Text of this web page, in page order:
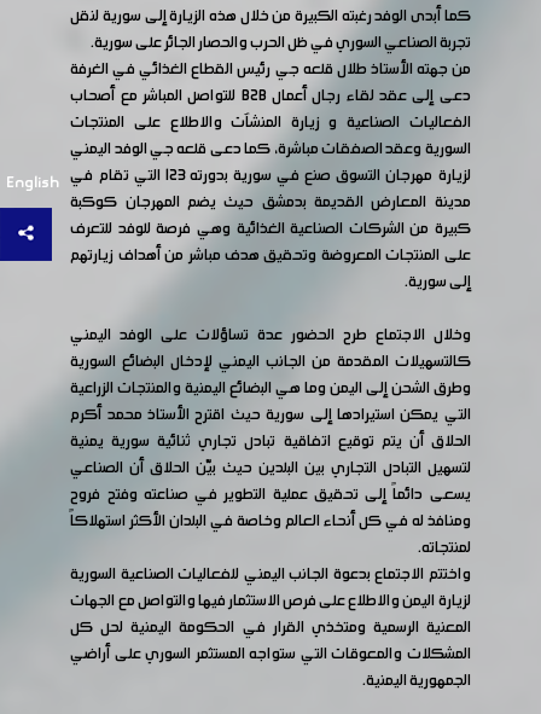
English
كما أبدى الوفد رغبته الكبيرة من خلال هذه الزيارة إلى سورية لنقل
تجربة الصناعي السوري في ظل الحرب والحصار الجائر على سورية.
من جهته الأستاذ طلال قلعه جي رئيس القطاع الغذائي في الغرفة
دعى إلى عقد لقاء رجال أعمال B2B للتواصل المباشر مع أصحاب
الفعاليات الصناعية و زيارة المنشآت والاطلاع على المنتجات
السورية وعقد الصفقات مباشرة، كما دعى قلعه جي الوفد اليمني
لزيارة مهرجان التسوق صنع في سورية بدورته 123 التي تقام في
مدينة المعارض القديمة بدمشق حيث يضم المهرجان كوكبة
كبيرة من الشركات الصناعية الغذائية وهي فرصة للوفد للتعرف
على المنتجات المعروضة وتحقيق هدف مباشر من أهداف زيارتهم
إلى سورية.
وخلال الاجتماع طرح الحضور عدة تساؤلات على الوفد اليمني
كالتسهيلات المقدمة من الجانب اليمني لإدخال البضائع السورية
وطرق الشحن إلى اليمن وما هي البضائع اليمنية والمنتجات الزراعية
التي يمكن استيرادها إلى سورية حيث اقترح الأستاذ محمد أكرم
الحلاق أن يتم توقيع اتفاقية تبادل تجاري ثنائية سورية يمنية
لتسهيل التبادل التجاري بين البلدين حيث بيّن الحلاق أن الصناعي
يسعى دائماً إلى تحقيق عملية التطوير في صناعته وفتح فروح
ومنافذ له في كل أنحاء العالم وخاصة في البلدان الأكثر استهلاكاً
لمنتجاته.
واختتم الاجتماع بدعوة الجانب اليمني للفعاليات الصناعية السورية
لزيارة اليمن والاطلاع على فرص الاستثمار فيها والتواصل مع الجهات
المعنية الرسمية ومتخذي القرار في الحكومة اليمنية لحل كل
المشكلات والمعوقات التي ستواجه المستثمر السوري على أراضي
الجمهورية اليمنية.